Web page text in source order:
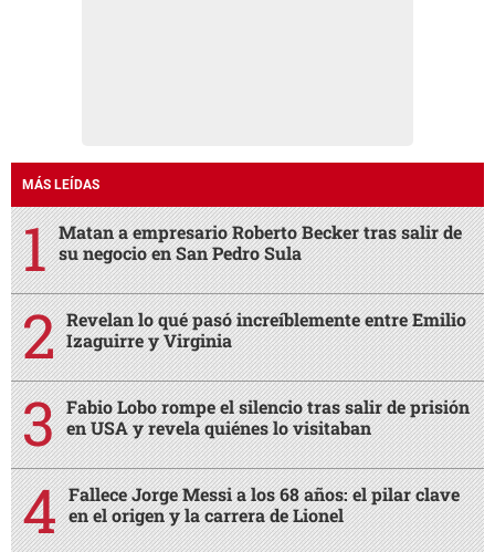
MÁS LEÍDAS
Matan a empresario Roberto Becker tras salir de
su negocio en San Pedro Sula
Revelan lo qué pasó increíblemente entre Emilio
Izaguirre y Virginia
Fabio Lobo rompe el silencio tras salir de prisión
en USA y revela quiénes lo visitaban
Fallece Jorge Messi a los 68 años: el pilar clave
en el origen y la carrera de Lionel